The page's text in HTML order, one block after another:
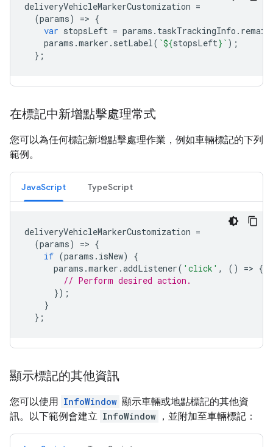
deliveryVehicleMarkerCustomization =
(params) => {
var stopsLeft = params . taskTrackingInfo .
params .marker . setLabel( `${stopsLeft} ` );
};
在標記中新增點擊處理常式
您可以為任何標記新增點擊處理作業，例如車輛標記的下列
範例。
JavaScript TypeScript
deliveryVehicleMarkerCustomization =
(params) => {
if (params . isNew)
{
params .marker .addListener( 'click' , () => {
// Perform desired action.
});
}
};
顯示標記的其他資訊
您可以使用 InfoWindow 顯示車輛或地點標記的其他資
訊。以下範例會建立 InfoWindow ，並附加至車輛標記：